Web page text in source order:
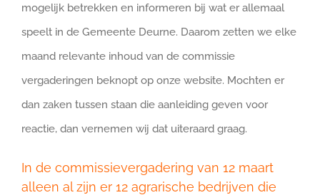
mogelijk betrekken en informeren bij wat er allemaal
speelt in de Gemeente Deurne. Daarom zetten we elke
maand relevante inhoud van de commissie
vergaderingen beknopt op onze website. Mochten er
dan zaken tussen staan die aanleiding geven voor
reactie, dan vernemen wij dat uiteraard graag.
In de commissievergadering van 12 maart
alleen al zijn er 12 agrarische bedrijven die